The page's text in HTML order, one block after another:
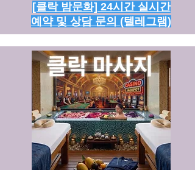
[클락 밤문화] 24시간 실시간
예약 및 상담 문의 (텔레그램)